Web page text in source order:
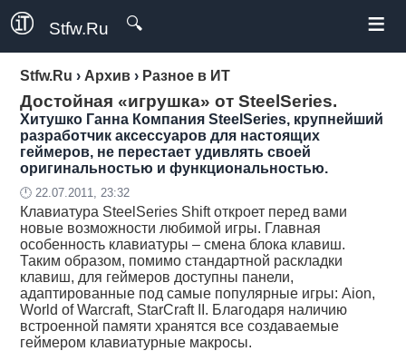
Stfw.Ru 🔍 ≡
Stfw.Ru › Архив › Разное в ИТ
Достойная «игрушка» от SteelSeries.
Хитушко Ганна Компания SteelSeries, крупнейший
разработчик аксессуаров для настоящих
геймеров, не перестает удивлять своей
оригинальностью и функциональностью.
🕛 22.07.2011, 23:32
Клавиатура SteelSeries Shift откроет перед вами
новые возможности любимой игры. Главная
особенность клавиатуры – смена блока клавиш.
Таким образом, помимо стандартной раскладки
клавиш, для геймеров доступны панели,
адаптированные под самые популярные игры: Aion,
World of Warcraft, StarCraft II. Благодаря наличию
встроенной памяти хранятся все создаваемые
геймером клавиатурные макросы.